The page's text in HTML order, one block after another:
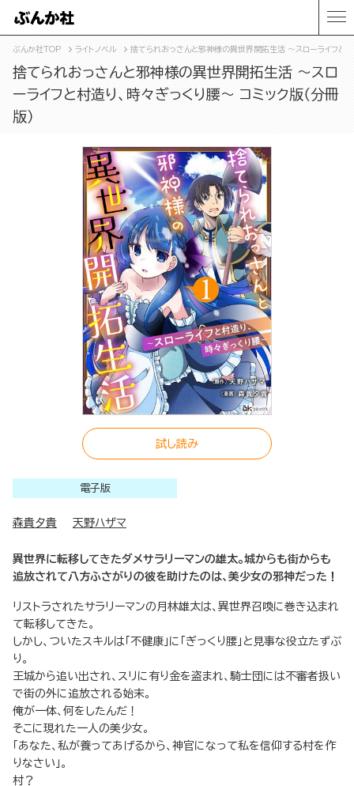
ぶんか社TOP ライトノベル 捨てられおっさんと邪神様の異世界開拓生活 ～スローライフと村
捨てられおっさんと邪神様の異世界開拓生活 ～スロ
ーライフと村造り、時々ぎっくり腰～ コミック版（分冊
版）
試し読み
電子版
森貴夕貴 天野ハザマ
異世界に転移してきたダメサラリーマンの雄太。城からも街からも
追放されて八方ふさがりの彼を助けたのは、美少女の邪神だった！
リストラされたサラリーマンの月林雄太は、異世界召喚に巻き込まれ
て転移してきた。
しかし、ついたスキルは「不健康」に「ぎっくり腰」と見事な役立たずぶ
り。
王城から追い出され、スリに有り金を盗まれ、騎士団には不審者扱い
で街の外に追放される始末。
俺が一体、何をしたんだ！
そこに現れた一人の美少女。
「あなた、私が養ってあげるから、神官になって私を信仰する村を作
りなさい」。
村？